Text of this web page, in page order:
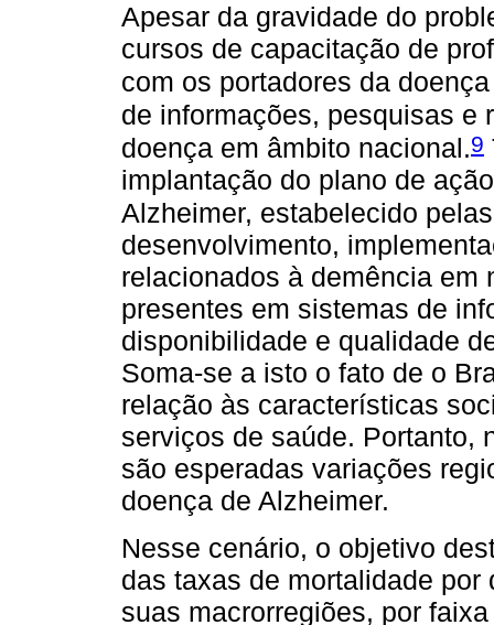
Apesar da gravidade do
cursos de capacitação de
com os portadores da
de informações, pesquisas e
doença em âmbito nacional.9
implantação do plano de
Alzheimer, estabelecido
desenvolvimento,
relacionados à demência em
presentes em sistemas de
disponibilidade e qualidade
Soma-se a isto o fato de o
relação às características
serviços de saúde. Portanto,
são esperadas variações
doença de Alzheimer.
Nesse cenário, o objetivo
das taxas de mortalidade
suas macrorregiões, por